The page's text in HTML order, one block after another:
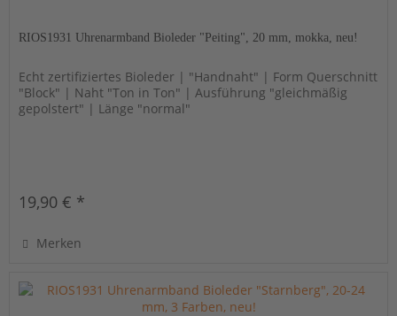
RIOS1931 Uhrenarmband Bioleder "Peiting", 20 mm, mokka, neu!
Echt zertifiziertes Bioleder | "Handnaht" | Form Querschnitt
"Block" | Naht "Ton in Ton" | Ausführung "gleichmäßig
gepolstert" | Länge "normal"
19,90 € *
Merken